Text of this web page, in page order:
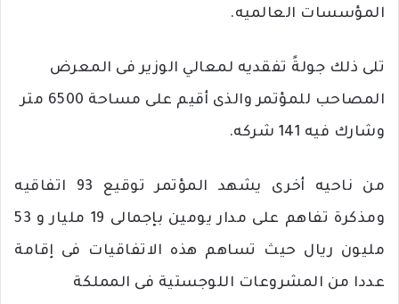
المؤسسات العالميه.
تلى ذلك جولةً تفقديه لمعالي الوزير فى المعرض
المصاحب للمؤتمر والذى أقيم على مساحة 6500 متر
وشارك فيه 141 شركه.
من ناحيه أخرى يشهد المؤتمر توقيع
اتفاقيه
ومذكرة تفاهم على مدار يومين بإجمالى مليار و
مليون
ريال حيث تساهم هذه الاتفاقيات فى
إقامة
عددا من المشروعات اللوجستية فى المملكة